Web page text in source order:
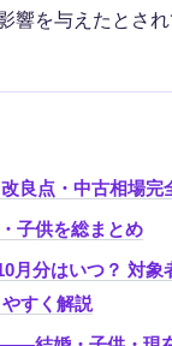
響を与えたとさ
良点・中古相場完
子供を総まとめ
月分はいつ？ 対象
すく解説